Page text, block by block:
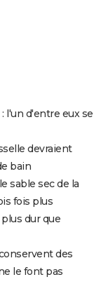
l'un d'entre eux se
devraient
bain
sable sec de la
fois plus
dur que
des
le font pas